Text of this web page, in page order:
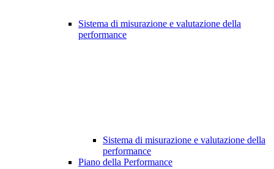
Sistema di misurazione e valutazione della
performance
Sistema di misurazione e valutazione della
performance
Piano della Performance